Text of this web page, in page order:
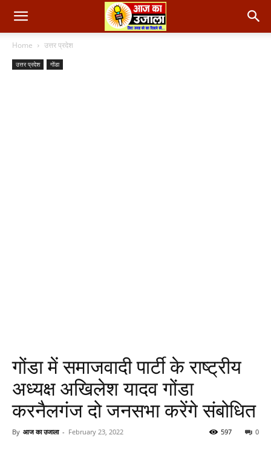
Home उत्तर प्रदेश
उत्तर प्रदेश गोंडा
गोंडा में समाजवादी पार्टी के राष्ट्रीय
अध्यक्ष अखिलेश यादव गोंडा
करनैलगंज दो जनसभा करेंगे संबोधित
By आज का उजाला - February 23, 2022 0
597